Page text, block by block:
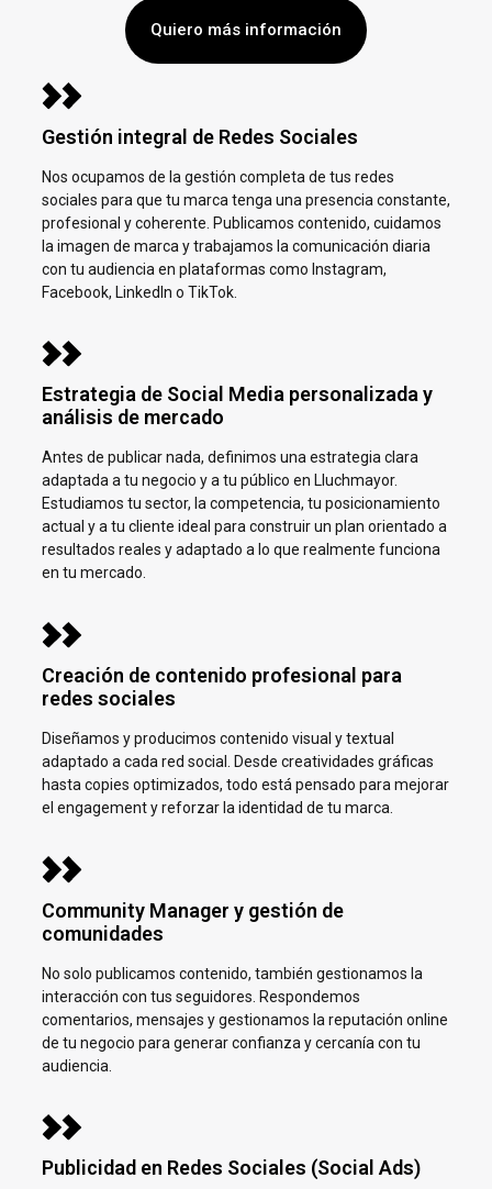
Quiero más información
Gestión integral de Redes Sociales
Nos ocupamos de la gestión completa de tus redes
sociales para que tu marca tenga una presencia constante,
profesional y coherente. Publicamos contenido, cuidamos
la imagen de marca y trabajamos la comunicación diaria
con tu audiencia en plataformas como Instagram,
Facebook, LinkedIn o TikTok.
Estrategia de Social Media personalizada y
análisis de mercado
Antes de publicar nada, definimos una estrategia clara
adaptada a tu negocio y a tu público en Lluchmayor.
Estudiamos tu sector, la competencia, tu posicionamiento
actual y a tu cliente ideal para construir un plan orientado a
resultados reales y adaptado a lo que realmente funciona
en tu mercado.
Creación de contenido profesional para
redes sociales
Diseñamos y producimos contenido visual y textual
adaptado a cada red social. Desde creatividades gráficas
hasta copies optimizados, todo está pensado para mejorar
el engagement y reforzar la identidad de tu marca.
Community Manager y gestión de
comunidades
No solo publicamos contenido, también gestionamos la
interacción con tus seguidores. Respondemos
comentarios, mensajes y gestionamos la reputación online
de tu negocio para generar confianza y cercanía con tu
audiencia.
Publicidad en Redes Sociales (Social Ads)